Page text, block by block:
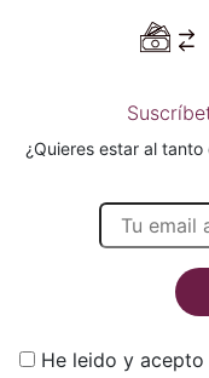
¿Quieres estar al